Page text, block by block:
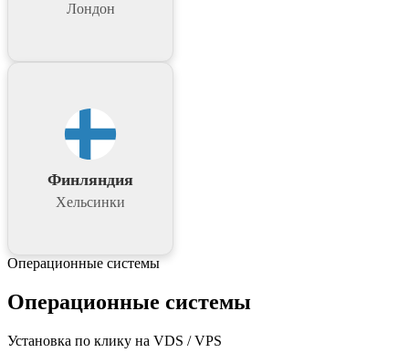
Лондон
Финляндия
Хельсинки
Операционные системы
Операционные системы
Установка по клику на VDS / VPS